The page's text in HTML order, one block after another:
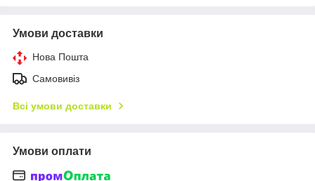
Умови доставки
Нова Пошта
Самовивіз
Всі умови доставки
Умови оплати